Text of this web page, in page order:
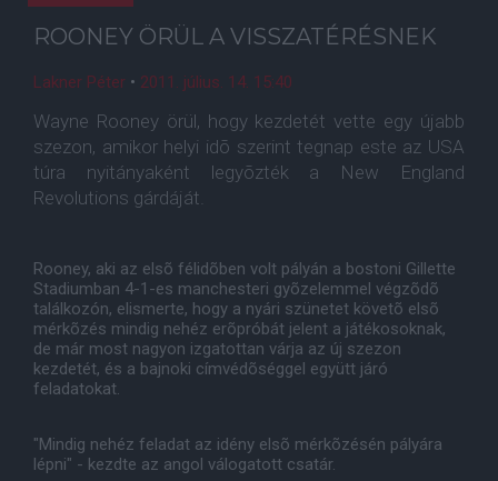
ROONEY ÖRÜL A VISSZATÉRÉSNEK
Lakner Péter • 2011. július. 14. 15:40
Wayne Rooney örül, hogy kezdetét vette egy újabb
szezon, amikor helyi idõ szerint tegnap este az USA
túra nyitányaként legyõzték a New England
Revolutions gárdáját.
Rooney, aki az elsõ félidõben volt pályán a bostoni Gillette
Stadiumban 4-1-es manchesteri gyõzelemmel végzõdõ
találkozón, elismerte, hogy a nyári szünetet követõ elsõ
mérkõzés mindig nehéz erõpróbát jelent a játékosoknak,
de már most nagyon izgatottan várja az új szezon
kezdetét, és a bajnoki címvédõséggel együtt járó
feladatokat.
"Mindig nehéz feladat az idény elsõ mérkõzésén pályára
lépni" - kezdte az angol válogatott csatár.